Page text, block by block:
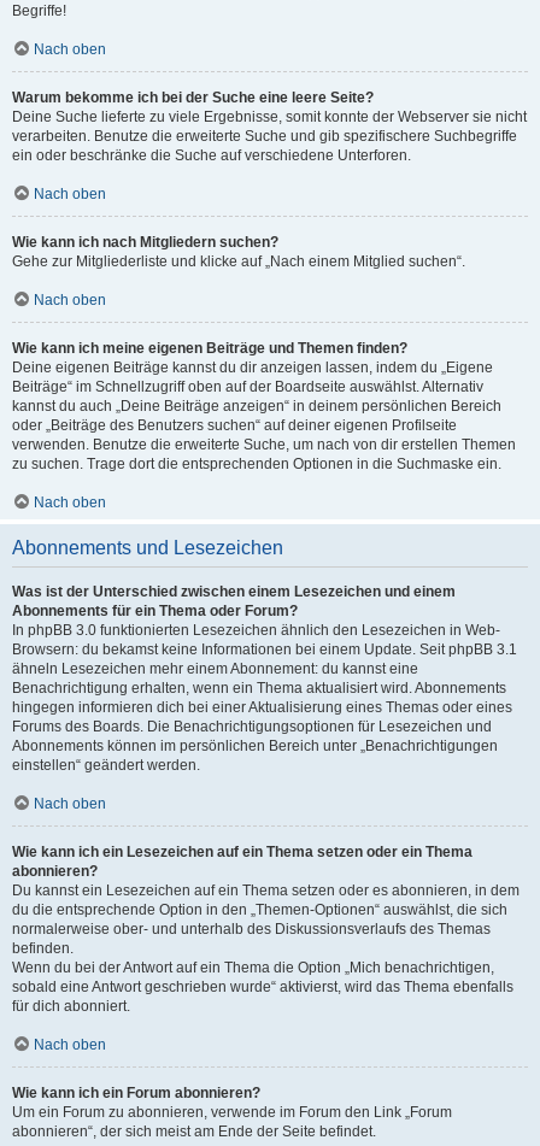
Begriffe!
Nach oben
Warum bekomme ich bei der Suche eine leere Seite?
Deine Suche lieferte zu viele Ergebnisse, somit konnte der Webserver sie nicht
verarbeiten. Benutze die erweiterte Suche und gib spezifischere Suchbegriffe
ein oder beschränke die Suche auf verschiedene Unterforen.
Nach oben
Wie kann ich nach Mitgliedern suchen?
Gehe zur Mitgliederliste und klicke auf „Nach einem Mitglied suchen“.
Nach oben
Wie kann ich meine eigenen Beiträge und Themen finden?
Deine eigenen Beiträge kannst du dir anzeigen lassen, indem du „Eigene
Beiträge“ im Schnellzugriff oben auf der Boardseite auswählst. Alternativ
kannst du auch „Deine Beiträge anzeigen“ in deinem persönlichen Bereich
oder „Beiträge des Benutzers suchen“ auf deiner eigenen Profilseite
verwenden. Benutze die erweiterte Suche, um nach von dir erstellen Themen
zu suchen. Trage dort die entsprechenden Optionen in die Suchmaske ein.
Nach oben
Abonnements und Lesezeichen
Was ist der Unterschied zwischen einem Lesezeichen und einem
Abonnements für ein Thema oder Forum?
In phpBB 3.0 funktionierten Lesezeichen ähnlich den Lesezeichen in Web-
Browsern: du bekamst keine Informationen bei einem Update. Seit phpBB 3.1
ähneln Lesezeichen mehr einem Abonnement: du kannst eine
Benachrichtigung erhalten, wenn ein Thema aktualisiert wird. Abonnements
hingegen informieren dich bei einer Aktualisierung eines Themas oder eines
Forums des Boards. Die Benachrichtigungsoptionen für Lesezeichen und
Abonnements können im persönlichen Bereich unter „Benachrichtigungen
einstellen“ geändert werden.
Nach oben
Wie kann ich ein Lesezeichen auf ein Thema setzen oder ein Thema
abonnieren?
Du kannst ein Lesezeichen auf ein Thema setzen oder es abonnieren, in dem
du die entsprechende Option in den „Themen-Optionen“ auswählst, die sich
normalerweise ober- und unterhalb des Diskussionsverlaufs des Themas
befinden.
Wenn du bei der Antwort auf ein Thema die Option „Mich benachrichtigen,
sobald eine Antwort geschrieben wurde“ aktivierst, wird das Thema ebenfalls
für dich abonniert.
Nach oben
Wie kann ich ein Forum abonnieren?
Um ein Forum zu abonnieren, verwende im Forum den Link „Forum
abonnieren“, der sich meist am Ende der Seite befindet.